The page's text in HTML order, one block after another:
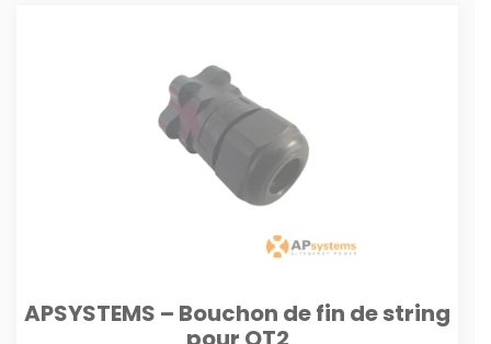
APSYSTEMS – Bouchon de fin de string